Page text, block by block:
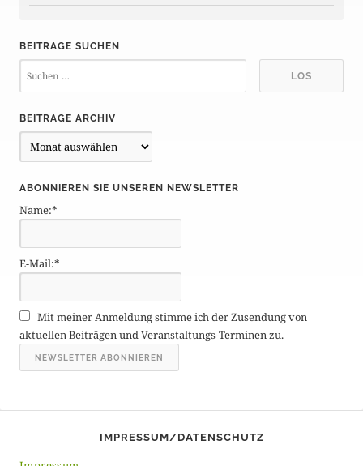
BEITRÄGE SUCHEN
BEITRÄGE ARCHIV
e
t
r
g
e
r
c
h
v
ABONNIEREN SIE UNSEREN NEWSLETTER
Name:*
E-Mail:*
Mit meiner Anmeldung stimme ich der Zusendung von
aktuellen Beiträgen und Veranstaltungs-Terminen zu.
IMPRESSUM/DATENSCHUTZ